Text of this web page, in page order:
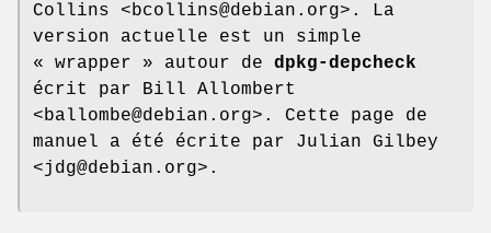
Collins <bcollins@debian.org>. La
version actuelle est un simple
« wrapper » autour de dpkg-depcheck
écrit par Bill Allombert
<ballombe@debian.org>. Cette page de
manuel a été écrite par Julian Gilbey
<jdg@debian.org>.